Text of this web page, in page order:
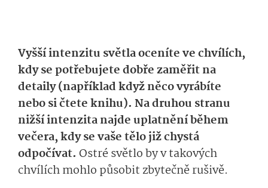
Vyšší intenzitu světla oceníte ve chvílích,
kdy se potřebujete dobře zaměřit na
detaily (například když něco vyrábíte
nebo si čtete knihu). Na druhou stranu
nižší intenzita najde uplatnění během
večera, kdy se vaše tělo již chystá
odpočívat. Ostré světlo by v takových
chvílích mohlo působit zbytečně rušivě.